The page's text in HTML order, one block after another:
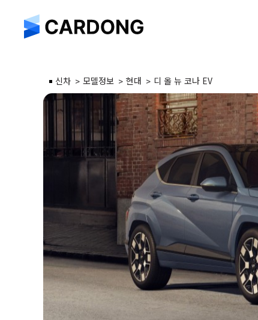
신차 모델정보 현대 디 올 뉴 코나 EV